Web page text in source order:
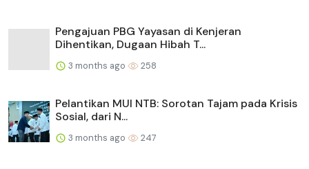
Pengajuan PBG Yayasan di Kenjeran
Dihentikan, Dugaan Hibah T...
3 months ago 258
Pelantikan MUI NTB: Sorotan Tajam pada Krisis
Sosial, dari N...
3 months ago 247